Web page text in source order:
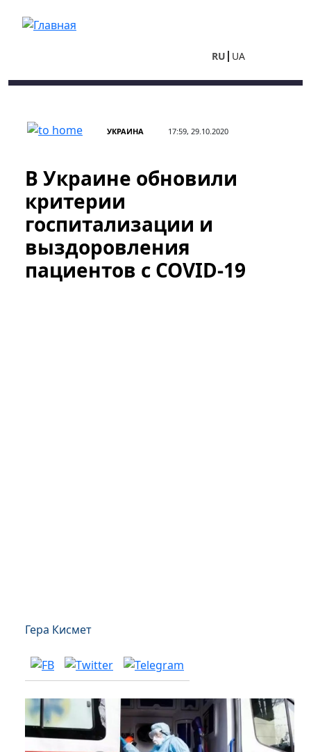
RU UA
УКРАИНА 17:59, 29.10.2020
В Украине обновили
критерии
госпитализации и
выздоровления
пациентов с COVID-19
Гера Кисмет